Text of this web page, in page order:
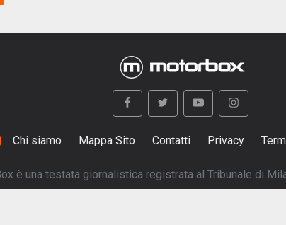
Chi siamo Mappa Sito Contatti Privacy
è una testata giornalistica registrata al Tribunale di